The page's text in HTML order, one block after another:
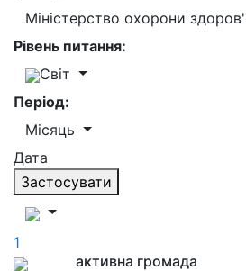
Міністерство охорони
Рівень питання:
Світ
Період:
Місяць
Дата
Застосувати
1
активна громада